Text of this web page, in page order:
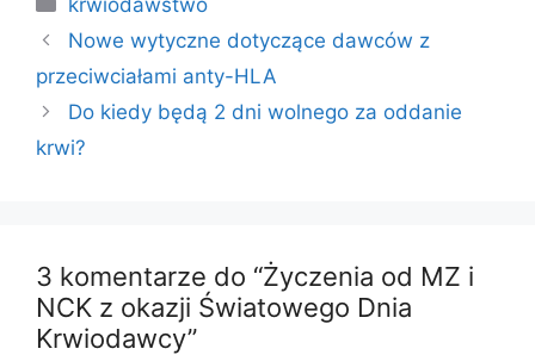
krwiodawstwo
Nowe wytyczne dotyczące dawców z
przeciwciałami anty-HLA
Do kiedy będą 2 dni wolnego za oddanie
krwi?
3 komentarze do “Życzenia od MZ i
NCK z okazji Światowego Dnia
Krwiodawcy”